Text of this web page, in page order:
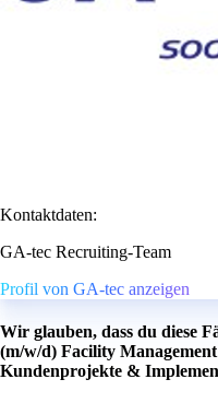
Kontaktdaten:
GA-tec Recruiting-Team
Profil von GA-tec anzeigen
Wir glauben, dass du diese
(m/w/d) Facility
Kundenprojekte &